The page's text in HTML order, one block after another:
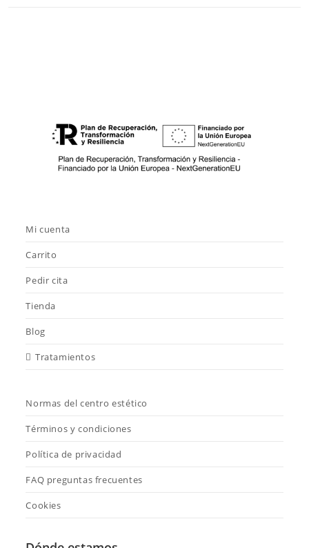
Mi cuenta
Carrito
Pedir cita
Tienda
Blog
Tratamientos
Normas del centro estético
Términos y condiciones
Política de privacidad
FAQ preguntas frecuentes
Cookies